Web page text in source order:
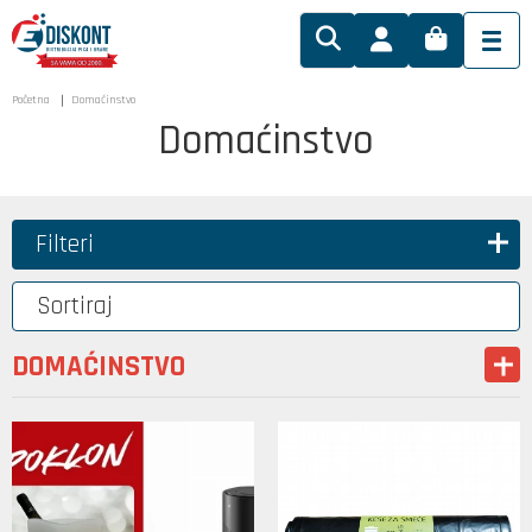
Početna Domaćinstvo
Domaćinstvo
Filteri
Sortiraj
DOMAĆINSTVO